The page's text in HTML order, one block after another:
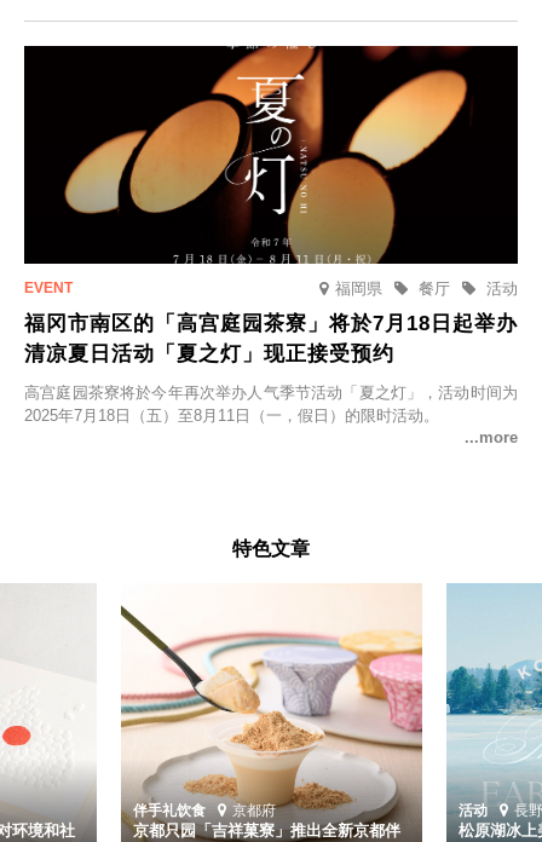
福岡県 活动
餐厅
福冈市南区的「高宫庭园茶寮」将於7月18日起举办
清凉夏日活动「夏之灯」现正接受预约
高宫庭园茶寮将於今年再次举办人气季节活动「夏之灯」，活动时间为
2025年7月18日（五）至8月11日（一，假日）的限时活动。
特色文章
环境和社
伴手礼饮食 京都府
京都只园「吉祥菓寮」推出全新京都伴
活动 長
松原湖冰